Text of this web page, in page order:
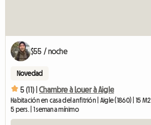
$55 / noche
Novedad
5 (11) | Chambre à Louer à Aigle
Habitación en casa del anfitrión | Aigle (1860) | 15 M2
5 pers. | 1 semana mínimo